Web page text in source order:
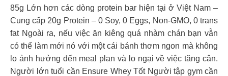
85g Lớn hơn các dòng protein bar hiện tại ở Việt Nam –
Cung cấp 20g Protein – 0 Soy, 0 Eggs, Non-GMO, 0 trans
fat Ngoài ra, nếu việc ăn kiêng quá nhàm chán bạn vẫn
có thể làm mới nó với một cái bánh thơm ngon mà không
lo ảnh hưởng đến meal plan và lo ngại về việc tăng cân.
Người lớn tuổi cần Ensure Whey Tốt Người tập gym cần